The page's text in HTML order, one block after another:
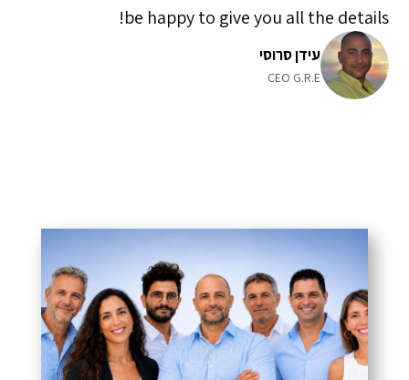
be happy to give you all the details!
עידן סרוסי
CEO G.R.E